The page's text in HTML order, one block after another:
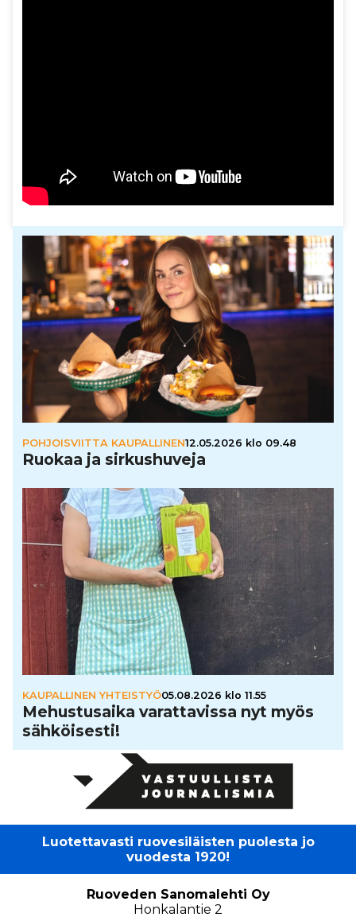
POHJOISVIITTA KAUPALLINEN12.05.2026 klo 09.48
Ruokaa ja sir­kus­hu­veja
KAUPALLINEN YHTEISTYÖ05.08.2026 klo 11.55
Mehus­tu­saika varat­ta­vissa nyt myös
säh­köi­sesti!
Luotettavasti ruovesiläisten puolesta jo
vuodesta 1920!
Ruoveden Sanomalehti Oy
Honkalantie 2